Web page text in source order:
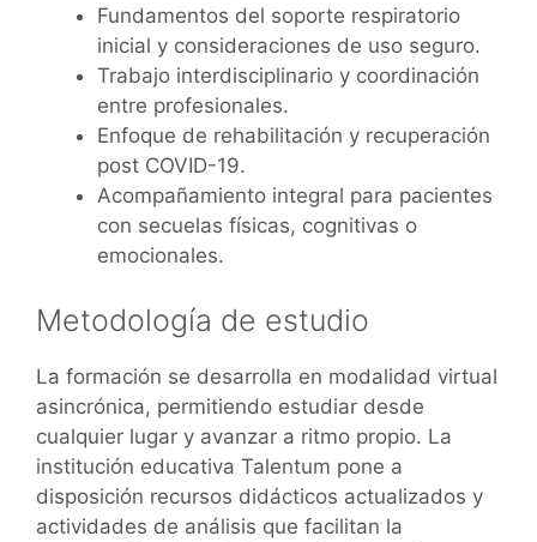
Fundamentos del soporte respiratorio
inicial y consideraciones de uso seguro.
Trabajo interdisciplinario y coordinación
entre profesionales.
Enfoque de rehabilitación y recuperación
post COVID-19.
Acompañamiento integral para pacientes
con secuelas físicas, cognitivas o
emocionales.
Metodología de estudio
La formación se desarrolla en modalidad virtual
asincrónica, permitiendo estudiar desde
cualquier lugar y avanzar a ritmo propio. La
institución educativa Talentum pone a
disposición recursos didácticos actualizados y
actividades de análisis que facilitan la